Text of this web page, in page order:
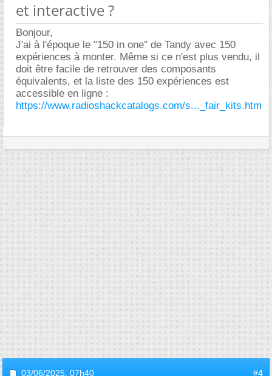
et interactive ?
Bonjour,
J'ai à l'époque le "150 in one" de Tandy avec 150
expériences à monter. Même si ce n'est plus vendu, il
doit être facile de retrouver des composants
équivalents, et la liste des 150 expériences est
accessible en ligne :
https://www.radioshackcatalogs.com/s..._fair_kits.htm
03/06/2025, 07h40 #4